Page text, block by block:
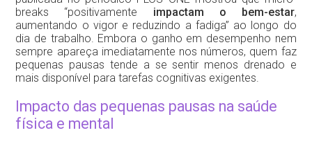
breaks “positivamente impactam o bem-estar,
aumentando o vigor e reduzindo a fadiga” ao longo do
dia de trabalho. Embora o ganho em desempenho nem
sempre apareça imediatamente nos números, quem faz
pequenas pausas tende a se sentir menos drenado e
mais disponível para tarefas cognitivas exigentes.
Impacto das pequenas pausas na saúde
física e mental